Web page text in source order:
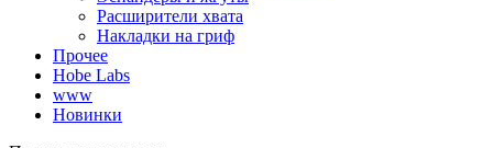
Расширители хвата
Накладки на гриф
Прочее
Hobe Labs
www
Новинки